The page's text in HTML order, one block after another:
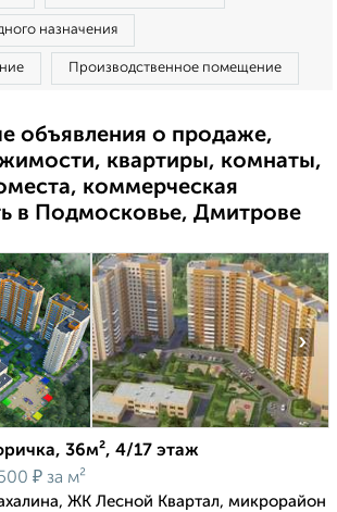
назначения
Производственное помещение
объявления о продаже,
квартиры, комнаты,
коммерческая
в Подмосковье, Дмитрове
›
36м², 4/17 этаж
₽ за м²
ЖК Лесной Квартал, микрорайон